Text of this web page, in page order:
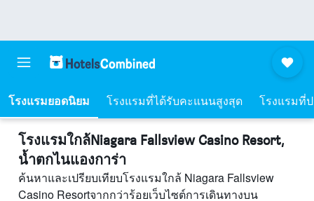
โรงแรมยอดนิยม โรงแรมที่ได้รับคะแนนสูงสุด โรงแรมที่
โรงแรมใกล้Niagara Fallsview Casino Resort,
น้ำตกไนแองการ่า
ค้นหาและเปรียบเทียบโรงแรมใกล้ Niagara Fallsview
Casino Resortจากกว่าร้อยเว็บไซต์การเดินทางบน